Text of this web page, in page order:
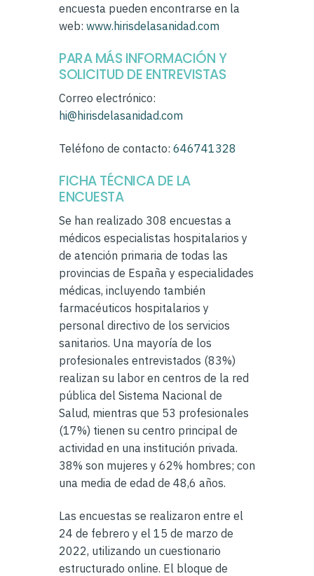
encuesta pueden encontrarse en la
web: www.hirisdelasanidad.com
PARA MÁS INFORMACIÓN Y
SOLICITUD DE ENTREVISTAS
Correo electrónico:
hi@hirisdelasanidad.com
Teléfono de contacto: 646741328
FICHA TÉCNICA DE LA
ENCUESTA
Se han realizado 308 encuestas a
médicos especialistas hospitalarios y
de atención primaria de todas las
provincias de España y especialidades
médicas, incluyendo también
farmacéuticos hospitalarios y
personal directivo de los servicios
sanitarios. Una mayoría de los
profesionales entrevistados (83%)
realizan su labor en centros de la red
pública del Sistema Nacional de
Salud, mientras que 53 profesionales
(17%) tienen su centro principal de
actividad en una institución privada.
38% son mujeres y 62% hombres; con
una media de edad de 48,6 años.
Las encuestas se realizaron entre el
24 de febrero y el 15 de marzo de
2022, utilizando un cuestionario
estructurado online. El bloque de